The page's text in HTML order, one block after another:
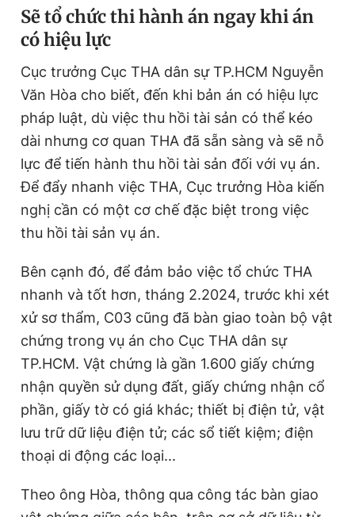
Sẽ tổ chức thi hành án ngay khi án
có hiệu lực
Cục trưởng Cục THA dân sự TP.HCM Nguyễn
Văn Hòa cho biết, đến khi bản án có hiệu lực
pháp luật, dù việc thu hồi tài sản có thể kéo
dài nhưng cơ quan THA đã sẵn sàng và sẽ nỗ
lực để tiến hành thu hồi tài sản đối với vụ án.
Để đẩy nhanh việc THA, Cục trưởng Hòa kiến
nghị cần có một cơ chế đặc biệt trong việc
thu hồi tài sản vụ án.
Bên cạnh đó, để đảm bảo việc tổ chức THA
nhanh và tốt hơn, tháng 2.2024, trước khi xét
xử sơ thẩm, C03 cũng đã bàn giao toàn bộ vật
chứng trong vụ án cho Cục THA dân sự
TP.HCM. Vật chứng là gần 1.600 giấy chứng
nhận quyền sử dụng đất, giấy chứng nhận cổ
phần, giấy tờ có giá khác; thiết bị điện tử, vật
lưu trữ dữ liệu điện tử; các sổ tiết kiệm; điện
thoại di động các loại...
Theo ông Hòa, thông qua công tác bàn giao